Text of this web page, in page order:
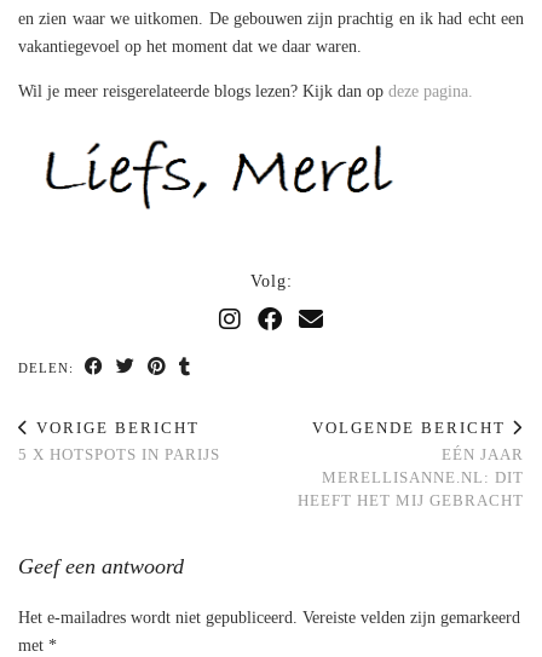
en zien waar we uitkomen. De gebouwen zijn prachtig en ik had echt een
vakantiegevoel op het moment dat we daar waren.
Wil je meer reisgerelateerde blogs lezen? Kijk dan op deze pagina.
Volg:
DELEN:
VORIGE BERICHT
5 X HOTSPOTS IN PARIJS
VOLGENDE BERICHT
EÉN JAAR
MERELLISANNE.NL: DIT
HEEFT HET MIJ GEBRACHT
Geef een antwoord
Het e-mailadres wordt niet gepubliceerd. Vereiste velden zijn gemarkeerd
met *